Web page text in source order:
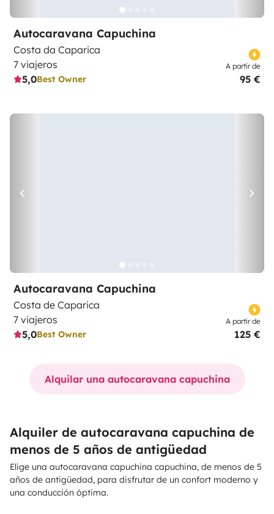
Autocaravana Capuchina
Costa da Caparica
7 viajeros
5,0Best Owner
A partir de
95 €
Autocaravana Capuchina
Costa de Caparica
7 viajeros
5,0Best Owner
A partir de
125 €
Alquilar una autocaravana capuchina
Alquiler de autocaravana capuchina de
menos de 5 años de antigüedad
Elige una autocaravana capuchina capuchina, de menos de 5
años de antigüedad, para disfrutar de un confort moderno y
una conducción óptima.